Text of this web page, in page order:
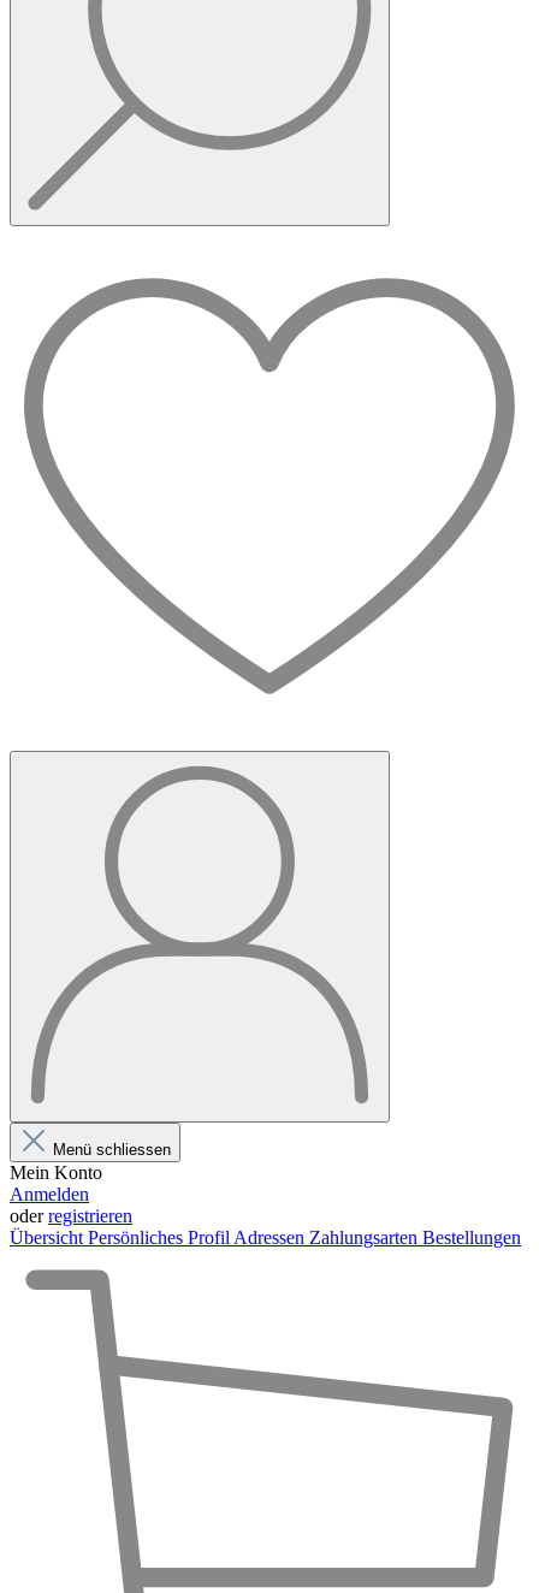
Menü schliessen
Mein Konto
Anmelden
oderregistrieren
Übersicht Persönliches Profil Adressen Zahlungsarten Bestellungen